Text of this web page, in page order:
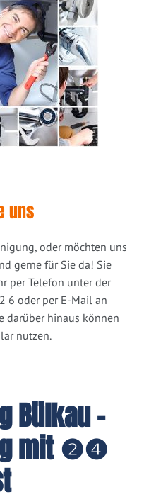
uns
oder möchten uns
gerne für Sie da! Sie
per Telefon unter der
6 oder per E-Mail an
darüber hinaus können
nutzen.
Bülkau -
mit ❷❹